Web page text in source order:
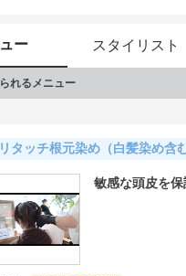
ー スタイリスト
れるメニュー
タッチ根元染め（白髪染め含む
敏感な頭皮を